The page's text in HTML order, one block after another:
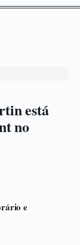
está
no
e